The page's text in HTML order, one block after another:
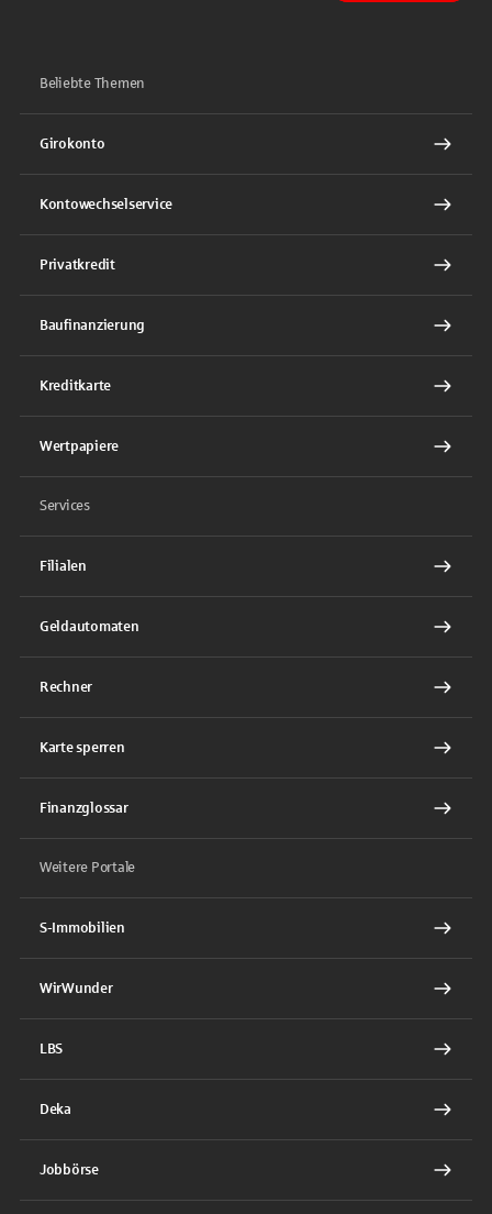
Beliebte Themen
Girokonto
Kontowechselservice
Privatkredit
Baufinanzierung
Kreditkarte
Wertpapiere
Services
Filialen
Geldautomaten
Rechner
Karte sperren
Finanzglossar
Weitere Portale
S-Immobilien
WirWunder
LBS
Deka
Jobbörse